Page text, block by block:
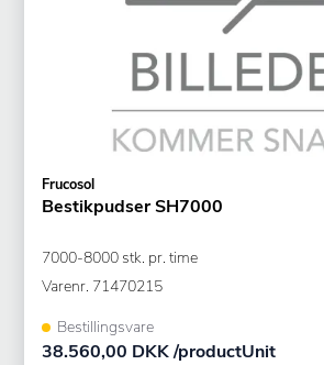
Frucosol
Bestikpudser SH7000
7000-8000 stk. pr. time
Varenr. 71470215
Bestillingsvare
38.560,00 DKK /productUnit